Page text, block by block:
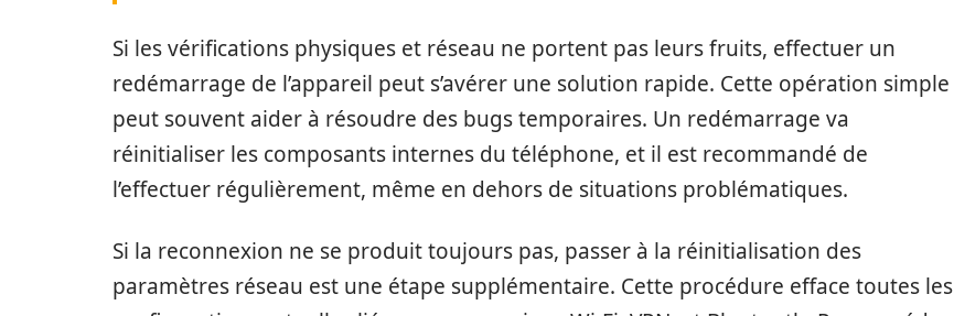
Si les vérifications physiques et réseau ne portent pas leurs fruits, effectuer un
redémarrage de l’appareil peut s’avérer une solution rapide. Cette opération simple
peut souvent aider à résoudre des bugs temporaires. Un redémarrage va
réinitialiser les composants internes du téléphone, et il est recommandé de
l’effectuer régulièrement, même en dehors de situations problématiques.
Si la reconnexion ne se produit toujours pas, passer à la réinitialisation des
paramètres réseau est une étape supplémentaire. Cette procédure efface toutes les